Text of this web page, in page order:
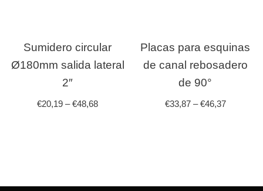
Sumidero circular
Ø180mm salida lateral
2″
€20,19 –€48,68
Placas para esquinas
de canal rebosadero
de 90°
€33,87–€46,37